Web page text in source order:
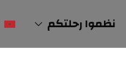
نظموا رحلتكم